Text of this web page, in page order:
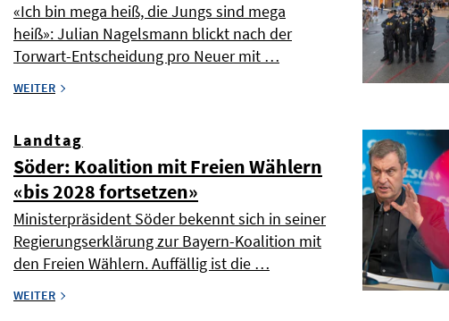
«Ich bin mega heiß, die Jungs sind mega
heiß»: Julian Nagelsmann blickt nach der
Torwart-Entscheidung pro Neuer mit …
WEITER
Landtag
Söder: Koalition mit Freien Wählern
«bis 2028 fortsetzen»
Ministerpräsident Söder bekennt sich in seiner
Regierungserklärung zur Bayern-Koalition mit
den Freien Wählern. Auffällig ist die …
WEITER